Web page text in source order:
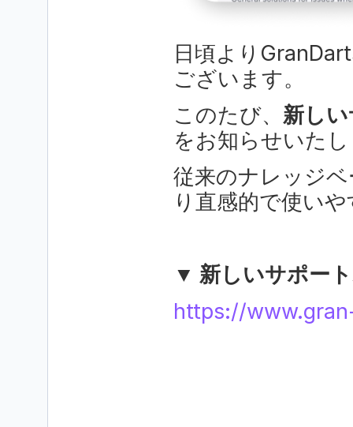
日頃より
ございます。
このたび、 新し
をお知らせいた
従来のナレッジ
り直感的で使い
▼ 新しいサポー
https://